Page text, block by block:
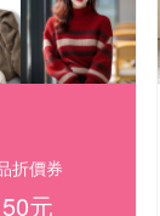
折價券
元